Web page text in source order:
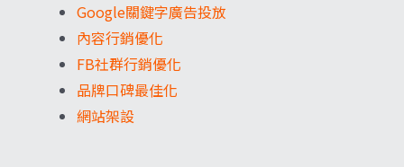
Google關鍵字廣告投放
內容行銷優化
FB社群行銷優化
品牌口碑最佳化
網站架設